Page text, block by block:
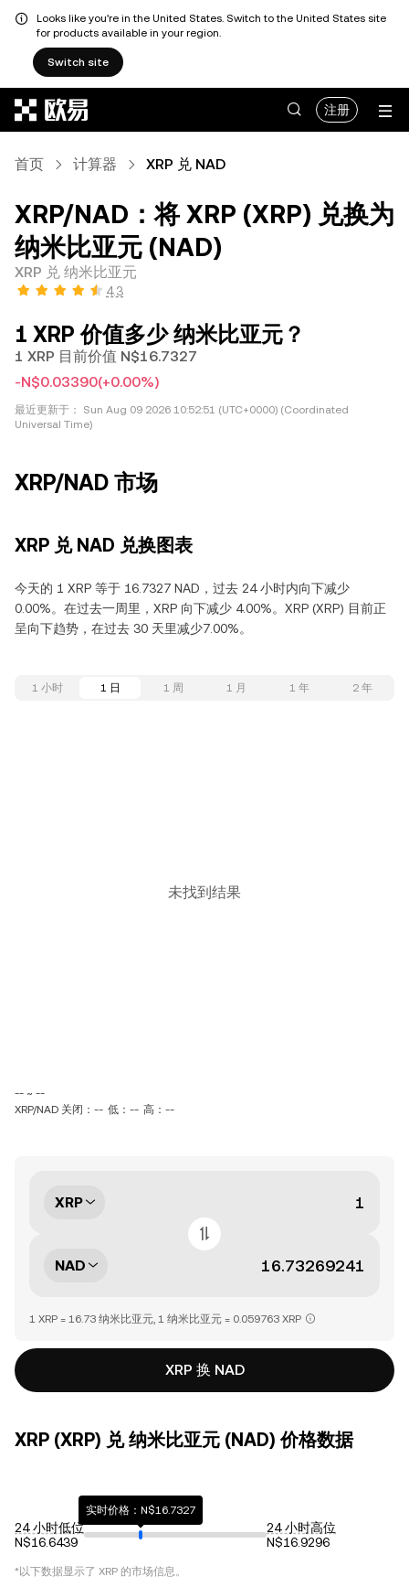
Looks like you're in the United States. Switch to the United States site
for products available in your region.
Switch site
注册
首页 计算器 XRP 兑 NAD
XRP/NAD：将 XRP (XRP) 兑换为
纳米比亚元 (NAD)
XRP 兑 纳米比亚元
4.3
1 XRP 价值多少 纳米比亚元？
1 XRP 目前价值 N$16.7327
-N$0.03390(+0.00%)
最近更新于：
Sun Aug 09 2026 10:52:51 (UTC+0000) (Coordinated
Universal Time)
XRP/NAD 市场
XRP 兑 NAD 兑换图表
今天的 1 XRP 等于 16.7327 NAD，过去 24 小时内向下减少
0.00%。在过去一周里，XRP 向下减少 4.00%。XRP (XRP) 目前正
呈向下趋势，在过去 30 天里减少7.00%。
1 小时 1 日 1 周 1 月 1 年 2 年
未找到结果
-- ~ --
XRP/NAD 关闭：-- 低：-- 高：--
XRP
NAD
1 XRP = 16.73 纳米比亚元, 1 纳米比亚元 = 0.059763 XRP
XRP 换 NAD
XRP (XRP) 兑 纳米比亚元 (NAD) 价格数据
24 小时低位
N$16.6439
实时价格：N$16.7327
24 小时高位
N$16.9296
*以下数据显示了 XRP 的市场信息。